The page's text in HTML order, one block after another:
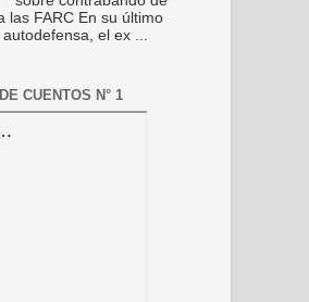
las FARC En su último
el ex ...
CUENTOS N° 1